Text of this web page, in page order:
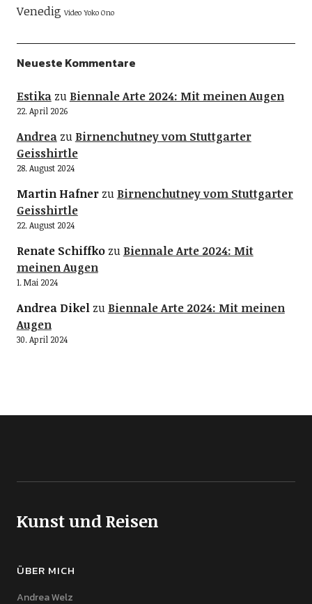
Venedig Video Yoko Ono
Neueste Kommentare
Estikazu Biennale Arte 2024: Mit meinen Augen
22. April 2026
Andreazu Birnenchutney vom Stuttgarter
Geisshirtle
28. August 2024
Martin Hafnerzu Birnenchutney vom Stuttgarter
Geisshirtle
22. August 2024
Renate Schiffkozu Biennale Arte 2024: Mit
meinen Augen
1. Mai 2024
Andrea Dikelzu Biennale Arte 2024: Mit meinen
Augen
30. April 2024
Kunst und Reisen
ÜBER MICH
Andrea Welz